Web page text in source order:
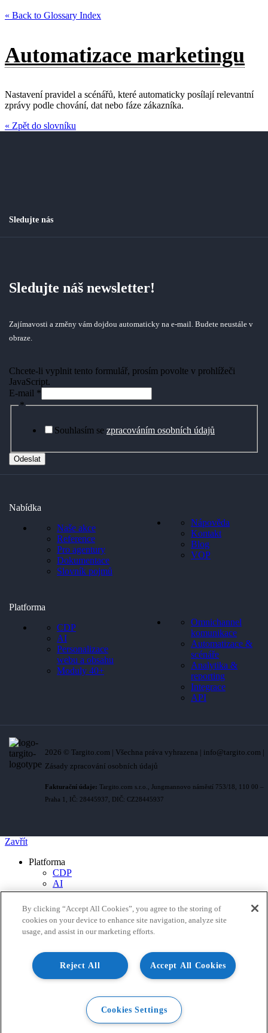
« Back to Glossary Index
Automatizace marketingu
Nastavení pravidel a scénářů, které automaticky posílají relevantní
zprávy podle chování, dat nebo fáze zákazníka.
« Zpět do slovníku
Sledujte nás
Sledujte náš newsletter!
Zajímavosti a změny vám dojdou automaticky na e-mail. Budete neustále v
obraze.
Chcete-li vyplnit tento formulář, prosím povolte v prohlížeči
JavaScript.
E-mail *
*
Souhlasím se zpracováním osobních údajů
Odeslat
Nabídka
Naše akce
Reference
Pro agentury
Dokumentace
Slovník pojmů
Nápověda
Kontakt
Blog
VOP
Platforma
CDP
AI
Personalizace
webu a obsahu
Moduly 40+
Omnichannel
komunikace
Automatizace &
scénáře
Analytika &
reporting
Integrace
API
2026 © Targito.com | Všechna práva vyhrazena | info@targito.com |
Zásady zpracování osobních údajů
Fakturační údaje: Targito.com s.r.o., Jungmannovo náměstí 753/18, 110 00 –
Praha 1, IČ: 28445937, DIČ: CZ28445937
Zavřít
Platforma
CDP
AI
Personalizace webu a obsahu
Omnichannel komunikace
Automatizace & scénáře
Analytika & reporting
Řešení pro
Agentury a partneři
Případové studie
By clicking “Accept All Cookies”, you agree to the storing of
cookies on your device to enhance site navigation, analyze site
usage, and assist in our marketing efforts.
Accept All Cookies
Reject All
Cookies Settings